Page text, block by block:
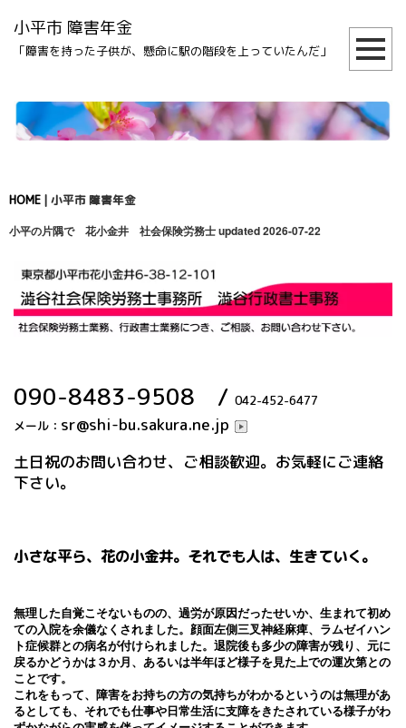
小平市 障害年金
「障害を持った子供が、懸命に駅の階段を上っていたんだ」
HOME | 小平市 障害年金
小平の片隅で 花小金井 社会保険労務士updated 2026-07-22
090-8483-9508 / 042-452-6477
メール： sr@shi-bu.sakura.ne.jp
土日祝のお問い合わせ、ご相談歓迎。お気軽にご連絡
下さい。
小さな平ら、花の小金井。それでも人は、生きていく。
無理した自覚こそないものの、過労が原因だったせいか、生まれて初め
ての入院を余儀なくされました。顔面左側三叉神経麻痺、ラムゼイハン
ト症候群との病名が付けられました。退院後も多少の障害が残り、元に
戻るかどうかは３か月、あるいは半年ほど様子を見た上での運次第との
ことです。
これをもって、障害をお持ちの方の気持ちがわかるというのは無理があ
るとしても、それでも仕事や日常生活に支障をきたされている様子がわ